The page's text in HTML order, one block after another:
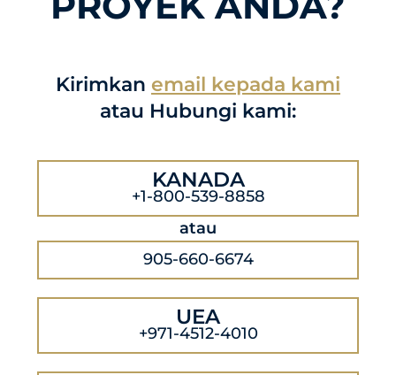
Kirimkan email kepada kami
atau Hubungi kami:
KANADA
+1-800-539-8858
atau
905-660-6674
UEA
+971-4512-4010